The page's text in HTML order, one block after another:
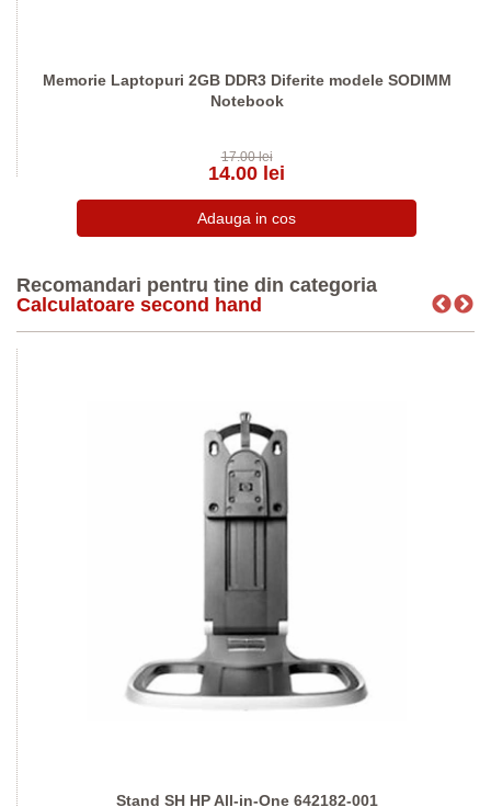
Memorie Laptopuri 2GB DDR3 Diferite modele SODIMM
Notebook
17.00 lei
14.00 lei
Recomandari pentru tine din categoria
Calculatoare second hand
Stand SH HP All-in-One 642182-001